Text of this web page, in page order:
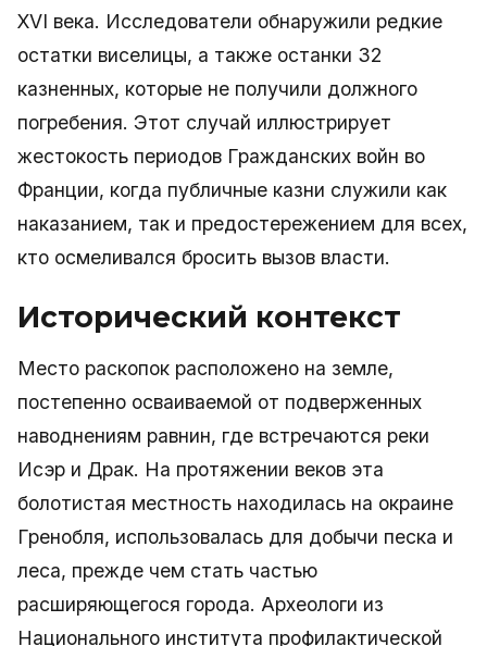
XVI века. Исследователи обнаружили редкие
остатки виселицы, а также останки 32
казненных, которые не получили должного
погребения. Этот случай иллюстрирует
жестокость периодов Гражданских войн во
Франции, когда публичные казни служили как
наказанием, так и предостережением для всех,
кто осмеливался бросить вызов власти.
Исторический контекст
Место раскопок расположено на земле,
постепенно осваиваемой от подверженных
наводнениям равнин, где встречаются реки
Исэр и Драк. На протяжении веков эта
болотистая местность находилась на окраине
Гренобля, использовалась для добычи песка и
леса, прежде чем стать частью
расширяющегося города. Археологи из
Национального института профилактической